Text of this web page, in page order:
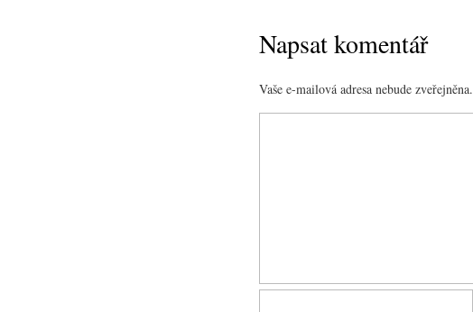
Napsat komentář
Vaše e-mailová adresa nebude zveřejněna.